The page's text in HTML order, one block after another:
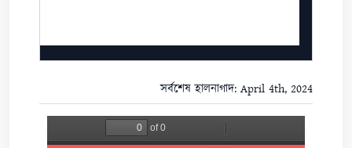
সর্বশেষ হালনাগাদ: April 4th, 2024